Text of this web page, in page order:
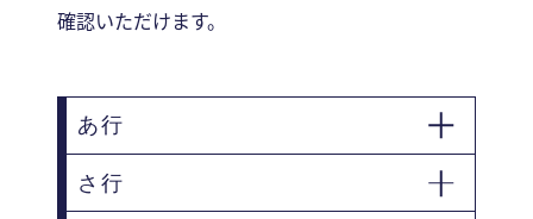
確認いただけます。
あ行
恵庭市
さ行